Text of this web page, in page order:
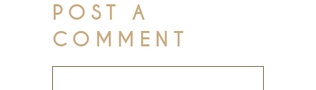
POST A
COMMENT